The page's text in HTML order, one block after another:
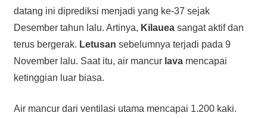
datang ini diprediksi menjadi yang ke-37 sejak
Desember tahun lalu. Artinya, Kilaueasangat aktif dan
terus bergerak. Letusan sebelumnya terjadi pada 9
November lalu. Saat itu, air mancur lavamencapai
ketinggian luar biasa.
Air mancur dari ventilasi utama mencapai 1.200 kaki.